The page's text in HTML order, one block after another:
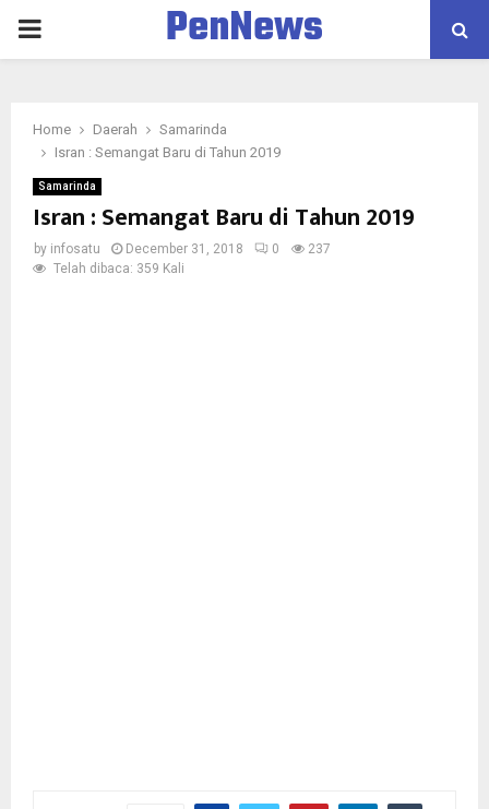
PRIMARY
PenNews
Home Daerah
Samarinda
Isran : Semangat Baru di Tahun 2019
Samarinda
Isran : Semangat Baru di Tahun 2019
by infosatu December 31, 2018 0
237
Telah dibaca: 359 Kali